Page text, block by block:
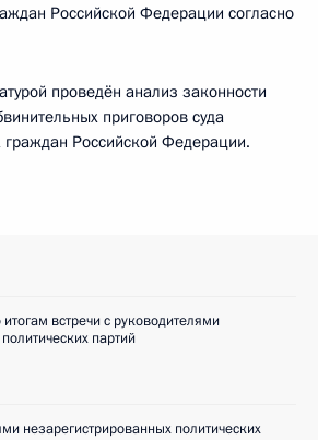
Российской Федерации согласно
проведён анализ законности
приговоров суда
Российской Федерации.
встречи с руководителями
партий
незарегистрированных политических